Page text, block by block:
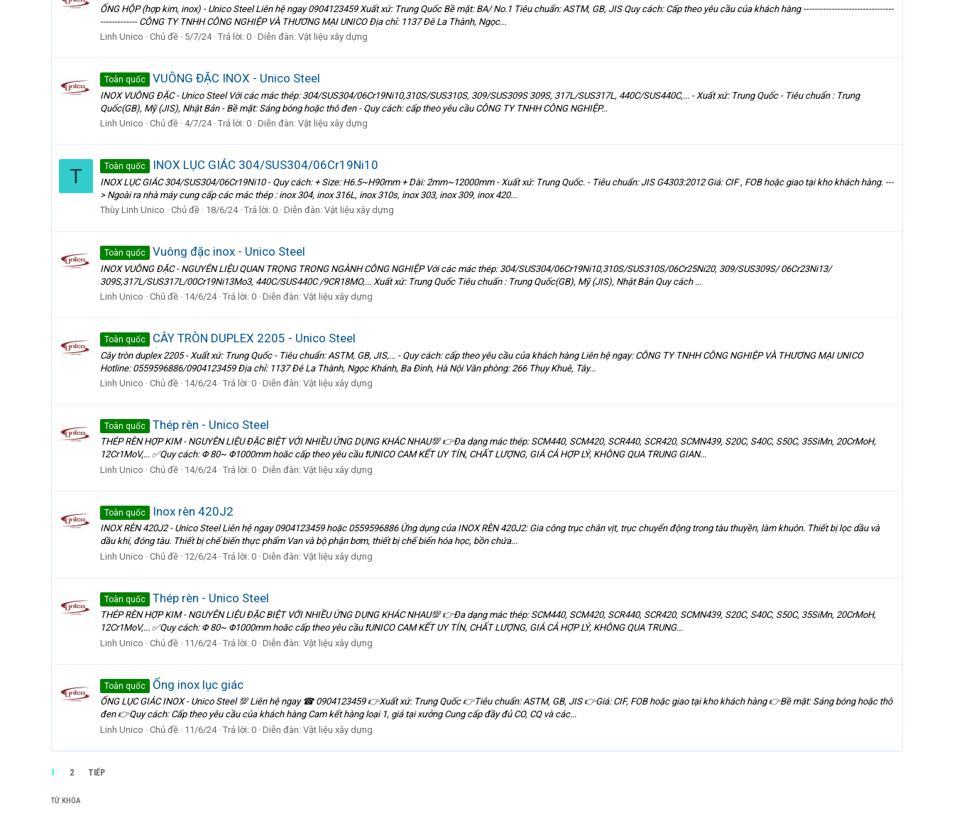
ỐNG HỘP (hợp kim, inox) - Unico Steel Liên hệ ngay 0904123459 Xuất xứ: Trung Quốc Bề mặt: BA/ No.1 Tiêu chuẩn: ASTM, GB, JIS Quy cách: Cấp theo yêu cầu của khách hàng --------------------------------
------------- CÔNG TY TNHH CÔNG NGHIỆP VÀ THƯƠNG MẠI UNICO Địa chỉ: 1137 Đê La Thành, Ngọc...
Linh Unico
Chủ đề 5/7/24 Trả lời: 0 Diễn đàn: Vật liệu xây dựng
Toàn quốc VUÔNG ĐẶC INOX - Unico Steel
INOX VUÔNG ĐẶC - Unico Steel Với các mác thép: 304/SUS304/06Cr19Ni10,310S/SUS310S, 309/SUS309S 309S, 317L/SUS317L, 440C/SUS440C,... - Xuất xứ: Trung Quốc - Tiêu chuẩn : Trung
Quốc(GB), Mỹ (JIS), Nhật Bản - Bề mặt: Sáng bóng hoặc thô đen - Quy cách: cấp theo yêu cầu CÔNG TY TNHH CÔNG NGHIỆP...
Linh Unico
Chủ đề 4/7/24 Trả lời: 0 Diễn đàn: Vật liệu xây dựng
T Toàn quốc INOX LỤC GIÁC 304/SUS304/06Cr19Ni10
INOX LỤC GIÁC 304/SUS304/06Cr19Ni10 - Quy cách: + Size: H6.5~H90mm + Dài: 2mm~12000mm - Xuất xứ: Trung Quốc. - Tiêu chuẩn: JIS G4303:2012 Giá: CIF , FOB hoặc giao tại kho khách hàng. ---
> Ngoài ra nhà máy cung cấp các mác thép : inox 304, inox 316L, inox 310s, inox 303, inox 309, inox 420...
Thùy Linh Unico
Chủ đề 18/6/24 Trả lời: 0 Diễn đàn: Vật liệu xây dựng
Toàn quốc Vuông đặc inox - Unico Steel
INOX VUÔNG ĐẶC - NGUYÊN LIỆU QUAN TRỌNG TRONG NGÀNH CÔNG NGHIỆP Với các mác thép: 304/SUS304/06Cr19Ni10,310S/SUS310S/06Cr25Ni20, 309/SUS309S/ 06Cr23Ni13/
309S,317L/SUS317L/00Cr19Ni13Mo3, 440C/SUS440C /9CR18MO,... Xuất xứ: Trung Quốc Tiêu chuẩn : Trung Quốc(GB), Mỹ (JIS), Nhật Bản Quy cách ...
Linh Unico
Chủ đề 14/6/24 Trả lời: 0 Diễn đàn: Vật liệu xây dựng
Toàn quốc CÂY TRÒN DUPLEX 2205 - Unico Steel
Cây tròn duplex 2205 - Xuất xứ: Trung Quốc - Tiêu chuẩn: ASTM, GB, JIS,... - Quy cách: cấp theo yêu cầu của khách hàng Liên hệ ngay: CÔNG TY TNHH CÔNG NGHIỆP VÀ THƯƠNG MẠI UNICO
Hotline: 0559596886/0904123459 Địa chỉ: 1137 Đê La Thành, Ngọc Khánh, Ba Đình, Hà Nội Văn phòng: 266 Thụy Khuê, Tây...
Linh Unico
Chủ đề 14/6/24 Trả lời: 0 Diễn đàn: Vật liệu xây dựng
Toàn quốc Thép rèn - Unico Steel
THÉP RÈN HỢP KIM - NGUYÊN LIỆU ĐẶC BIỆT VỚI NHIỀU ỨNG DỤNG KHÁC NHAU💯 👉Đa dạng mác thép: SCM440, SCM420, SCR440, SCR420, SCMN439, S20C, S40C, S50C, 35SiMn, 20CrMoH,
12Cr1MoV,... ✅Quy cách: Φ 80~ Φ1000mm hoăc cấp theo yêu cầu ❗UNICO CAM KẾT UY TÍN, CHẤT LƯỢNG, GIÁ CẢ HỢP LÝ, KHÔNG QUA TRUNG GIAN...
Linh Unico
Chủ đề 14/6/24 Trả lời: 0 Diễn đàn: Vật liệu xây dựng
Toàn quốc Inox rèn 420J2
INOX RÈN 420J2 - Unico Steel Liên hệ ngay 0904123459 hoặc 0559596886 Ứng dụng của INOX RÈN 420J2: Gia công trục chân vịt, trục chuyển động trong tàu thuyền, làm khuôn. Thiết bị lọc dầu và
dầu khí, đóng tàu. Thiết bị chế biến thực phẩm Van và bộ phận bơm, thiết bị chế biến hóa học, bồn chứa...
Linh Unico
Chủ đề 12/6/24 Trả lời: 0 Diễn đàn: Vật liệu xây dựng
Toàn quốc Thép rèn - Unico Steel
THÉP RÈN HỢP KIM - NGUYÊN LIỆU ĐẶC BIỆT VỚI NHIỀU ỨNG DỤNG KHÁC NHAU💯 👉Đa dạng mác thép: SCM440, SCM420, SCR440, SCR420, SCMN439, S20C, S40C, S50C, 35SiMn, 20CrMoH,
12Cr1MoV,... ✅Quy cách: Φ 80~ Φ1000mm hoăc cấp theo yêu cầu ❗UNICO CAM KẾT UY TÍN, CHẤT LƯỢNG, GIÁ CẢ HỢP LÝ, KHÔNG QUA TRUNG...
Linh Unico
Chủ đề 11/6/24 Trả lời: 0 Diễn đàn: Vật liệu xây dựng
Toàn quốc Ống inox lục giác
ỐNG LỤC GIÁC INOX - Unico Steel 💯 Liên hệ ngay ☎ 0904123459 👉Xuất xứ: Trung Quốc 👉Tiêu chuẩn: ASTM, GB, JIS 👉Giá: CIF, FOB hoặc giao tại kho khách hàng 👉Bề mặt: Sáng bóng hoặc thô
đen 👉Quy cách: Cấp theo yêu cầu của khách hàng Cam kết hàng loại 1, giá tại xưởng Cung cấp đầy đủ CO, CQ và các...
Linh Unico
Chủ đề 11/6/24 Trả lời: 0 Diễn đàn: Vật liệu xây dựng
1 2 TIẾP
TỪ KHÓA